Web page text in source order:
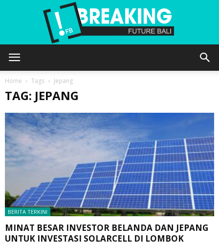
Home Tags Jepang
TAG: JEPANG
BERITA TERKINI
MINAT BESAR INVESTOR BELANDA DAN JEPANG
UNTUK INVESTASI SOLARCELL DI LOMBOK